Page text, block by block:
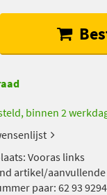
binnen 2
Vooras links
artikel/
paar: 62 93 9294